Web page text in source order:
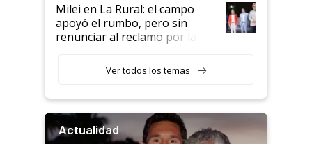
Milei en La Rural: el campo
apoyó el rumbo, pero sin
renunciar al reclamo por las
Ver todos los temas
Actualidad